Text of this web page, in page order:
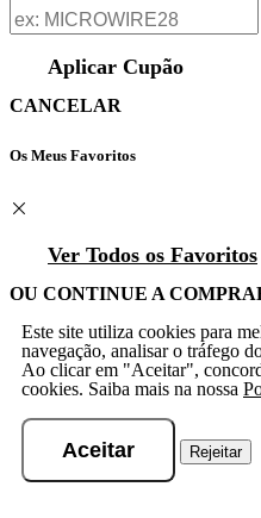
Aplicar Cupão
CANCELAR
Os Meus Favoritos
Ver Todos os Favoritos
OU CONTINUE A
Este site utiliza cookies para
navegação, analisar o tráfego
Ao clicar em "Aceitar",
cookies. Saiba mais na nossa
Aceitar Rejeitar